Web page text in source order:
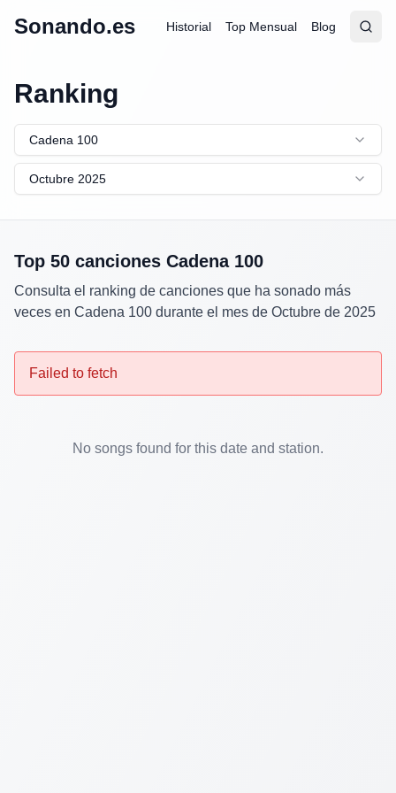
Sonando.es Historial Top Mensual Blog
Abrir
Ranking
Cadena 100
Octubre 2025
Top 50 canciones Cadena 100
Consulta el ranking de canciones que ha sonado más
veces en Cadena 100 durante el mes de Octubre de 2025
Failed to fetch
No songs found for this date and station.